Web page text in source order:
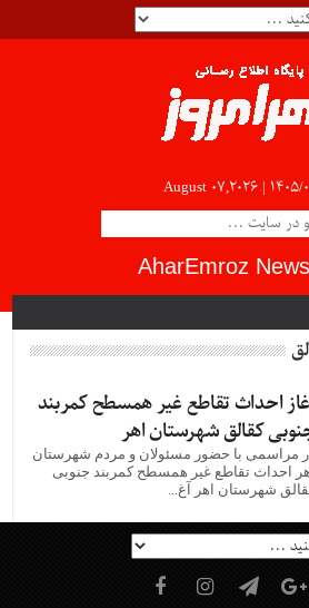
August 07,2026 | ۰۵/۱۶
AharEmroz
احداث تقاطع غیر همسطح کمربند
کقالق شهرستان اهر
مراسمی با حضور مسئولان و مردم شهرستان
احداث تقاطع غیر همسطح کمربند جنوبی
شهرستان اهر آغ...